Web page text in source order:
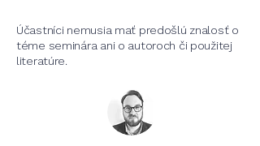
Účastníci nemusia mať predošlú znalosť o
téme seminára ani o autoroch či použitej
literatúre.